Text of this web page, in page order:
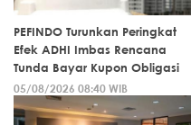
PEFINDO Turunkan Peringkat
Efek ADHI Imbas Rencana
Tunda Bayar Kupon Obligasi
05/08/2026 08:40 WIB